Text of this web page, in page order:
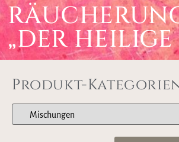
„DER HEILIGE
Produkt-